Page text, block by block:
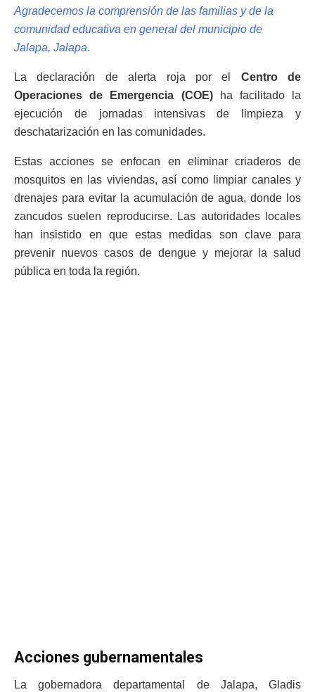
Agradecemos la comprensión de las familias y de la
comunidad educativa en general del municipio de
Jalapa, Jalapa.
La declaración de alerta roja por el Centro de
Operaciones de Emergencia (COE)ha facilitado la
ejecución de jornadas intensivas de limpieza y
deschatarización en las comunidades.
Estas acciones se enfocan en eliminar criaderos de
mosquitos en las viviendas, así como limpiar canales y
drenajes para evitar la acumulación de agua, donde los
zancudos suelen reproducirse. Las autoridades locales
han insistido en que estas medidas son clave para
prevenir nuevos casos de dengue y mejorar la salud
pública en toda la región.
Acciones gubernamentales
La gobernadora departamental de Jalapa, Gladis